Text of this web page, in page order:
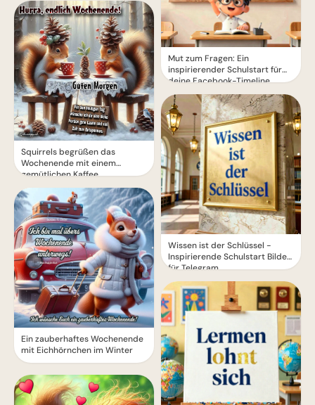
Squirrels begrüßen das
Wochenende mit einem
gemütlichen Kaffee
Ein zauberhaftes Wochenende
mit Eichhörnchen im Winter
Mut zum Fragen: Ein
inspirierender Schulstart für
deine Facebook-Timeline
Wissen ist der Schlüssel -
Inspirierende Schulstart Bilder
für Telegram